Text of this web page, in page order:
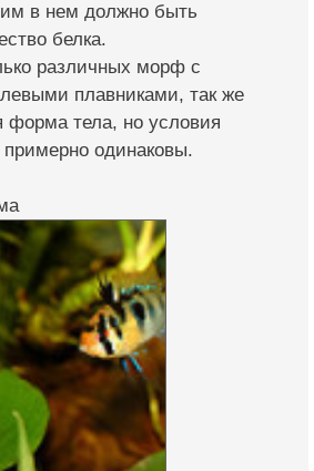
в нем должно быть
белка.
различных морф с
плавниками, так же
форма тела, но условия
одинаковы.